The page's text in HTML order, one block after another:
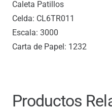
Caleta Patillos
Celda: CL6TR011
Escala: 3000
Carta de Papel: 1232
Productos